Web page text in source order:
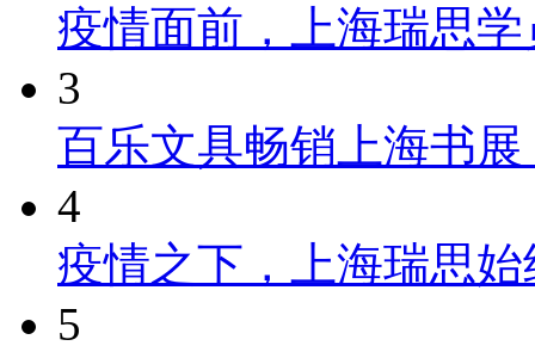
疫情面前，上海瑞思
3
百乐文具畅销上海书
4
疫情之下，上海瑞思
5